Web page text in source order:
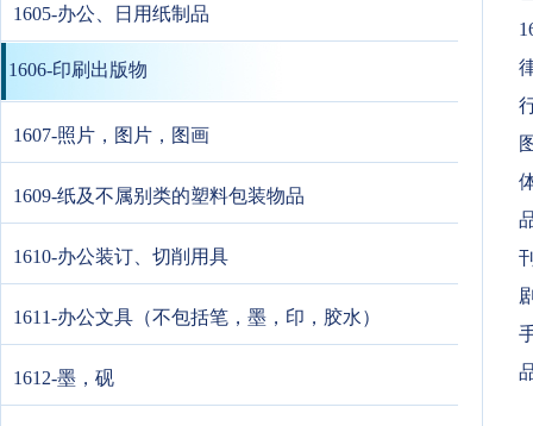
1605-办公、日用纸制品
1606-印刷出版物
1607-照片，图片，图画
1609-纸及不属别类的塑料包装物品
1610-办公装订、切削用具
1611-办公文具（不包括笔，墨，印，胶水）
1612-墨，砚